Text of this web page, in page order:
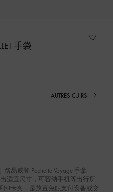
手袋
AUTRES CUIRS
路易威登 Pochette Voyage 手拿
适宜尺寸，可容纳手机等出行所
卸卡夹，是放置免触支付设备或交